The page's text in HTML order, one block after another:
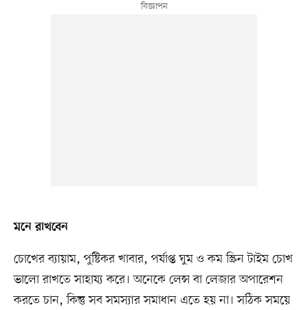
মনে রাখবেন
চোখের ব্যায়াম, পুষ্টিকর খাবার, পর্যাপ্ত ঘুম ও কম স্ক্রিন টাইম চোখ
ভালো রাখতে সাহায্য করে। অনেকে লেন্স বা লেজার অপারেশন
করতে চান, কিন্তু সব সমস্যার সমাধান এতে হয় না। সঠিক সময়ে